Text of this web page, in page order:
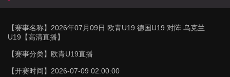
【赛事名称】 2026年07月09日 欧青U19 德国U19 对阵 乌克兰
U19【高清直播】
【赛事分类】 欧青U19直播
【开赛时间】 2026-07-09 02:00:00